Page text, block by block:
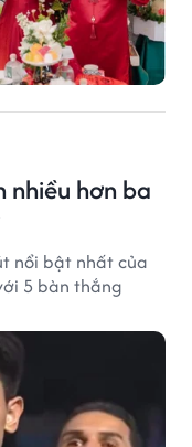
nhiều hơn ba
nổi bật nhất của
5 bàn thắng